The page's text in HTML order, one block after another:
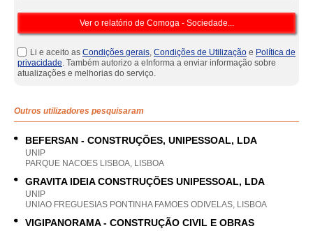
Li e aceito as Condições gerais, Condições de Utilização e Política de
privacidade. Também autorizo a eInforma a enviar informação sobre
atualizações e melhorias do serviço.
Outros utilizadores pesquisaram
BEFERSAN - CONSTRUÇÕES, UNIPESSOAL, LDA
UNIP
PARQUE NACOES LISBOA, LISBOA
GRAVITA IDEIA CONSTRUÇÕES UNIPESSOAL, LDA
UNIP
UNIAO FREGUESIAS PONTINHA FAMOES ODIVELAS, LISBOA
VIGIPANORAMA - CONSTRUÇÃO CIVIL E OBRAS